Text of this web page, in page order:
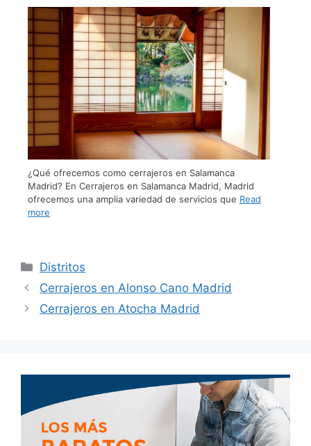
¿Qué ofrecemos como cerrajeros en Salamanca
Madrid? En Cerrajeros en Salamanca Madrid, Madrid
ofrecemos una amplia variedad de servicios que Read
more
Distritos
Cerrajeros en Alonso Cano Madrid
Cerrajeros en Atocha Madrid